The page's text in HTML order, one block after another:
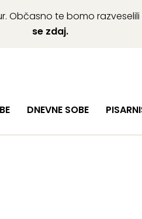
Občasno te bomo
se zdaj.
DNEVNE SOBE